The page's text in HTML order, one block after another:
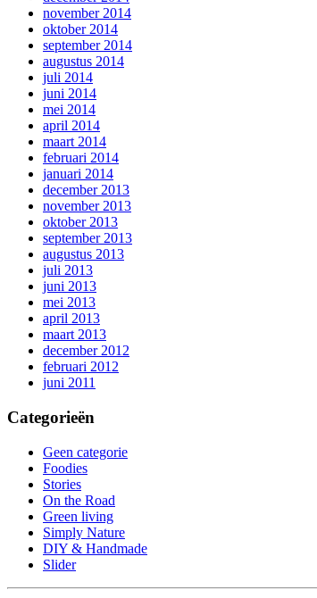
november 2014
oktober 2014
september 2014
augustus 2014
juli 2014
juni 2014
mei 2014
april 2014
maart 2014
februari 2014
januari 2014
december 2013
november 2013
oktober 2013
september 2013
augustus 2013
juli 2013
juni 2013
mei 2013
april 2013
maart 2013
december 2012
februari 2012
juni 2011
Categorieën
Geen categorie
Foodies
Stories
On the Road
Green living
Simply Nature
DIY & Handmade
Slider